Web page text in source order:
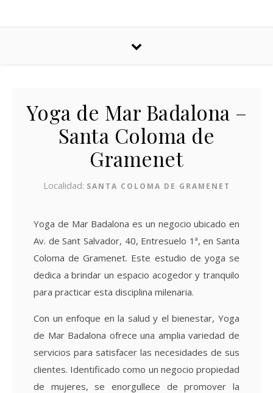
Yoga de Mar Badalona –
Santa Coloma de
Gramenet
Localidad: SANTA COLOMA DE GRAMENET
Yoga de Mar Badalona es un negocio ubicado en
Av. de Sant Salvador, 40, Entresuelo 1ª, en Santa
Coloma de Gramenet. Este estudio de yoga se
dedica a brindar un espacio acogedor y tranquilo
para practicar esta disciplina milenaria.
Con un enfoque en la salud y el bienestar, Yoga
de Mar Badalona ofrece una amplia variedad de
servicios para satisfacer las necesidades de sus
clientes. Identificado como un negocio propiedad
de mujeres, se enorgullece de promover la